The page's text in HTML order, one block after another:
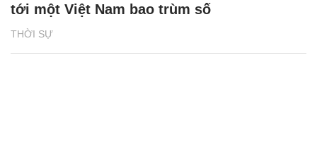
THỜI SỰ
tới một Việt Nam bao trùm số